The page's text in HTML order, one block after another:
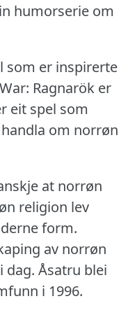
humorserie om
som er inspirerte
Ragnarök er
eit spel som
om norrøn
at norrøn
religion lev
form.
av norrøn
dag. Åsatru blei
i 1996.